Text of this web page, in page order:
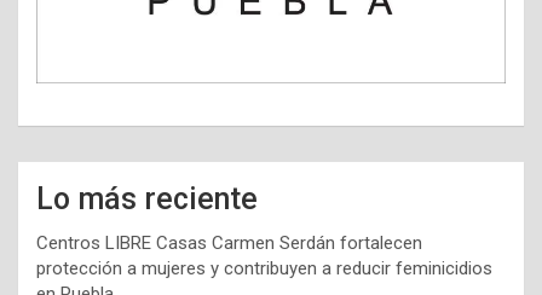
Lo más reciente
Centros LIBRE Casas Carmen Serdán fortalecen
protección a mujeres y contribuyen a reducir feminicidios